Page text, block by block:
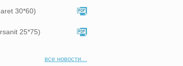
30*60)
25*75)
все новости...